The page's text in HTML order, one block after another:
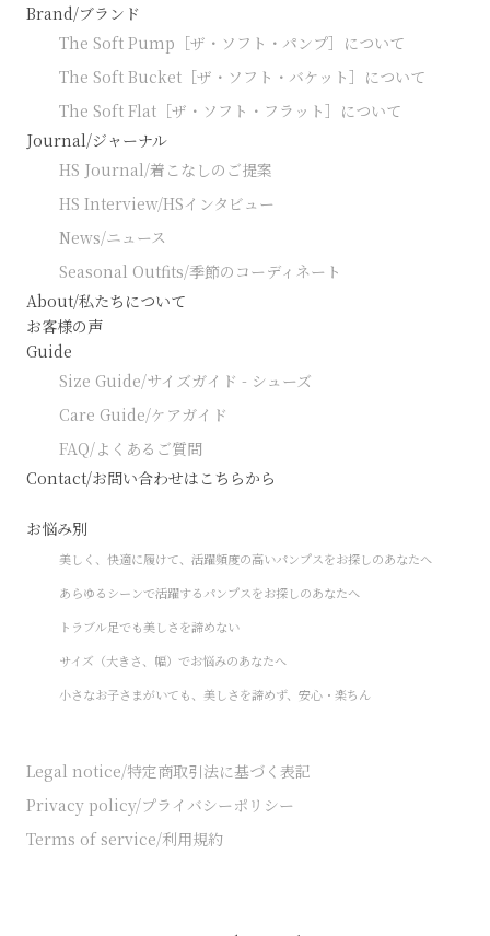
Brand/ブランド
The Soft Pump［ザ・ソフト・パンプ］について
The Soft Bucket［ザ・ソフト・バケット］について
The Soft Flat［ザ・ソフト・フラット］について
Journal/ジャーナル
HS Journal/着こなしのご提案
HS Interview/HSインタビュー
News/ニュース
Seasonal Outfits/季節のコーディネート
About/私たちについて
お客様の声
Guide
Size Guide/サイズガイド - シューズ
Care Guide/ケアガイド
FAQ/よくあるご質問
Contact/お問い合わせはこちらから
お悩み別
美しく、快適に履けて、活躍頻度の高いパンプスをお探しのあなたへ
あらゆるシーンで活躍するパンプスをお探しのあなたへ
トラブル足でも美しさを諦めない
サイズ（大きさ、幅）でお悩みのあなたへ
小さなお子さまがいても、美しさを諦めず、安心・楽ちん
Legal notice/特定商取引法に基づく表記
Privacy policy/プライバシーポリシー
Terms of service/利用規約